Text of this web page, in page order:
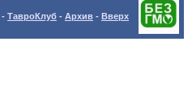
- ТавроКлуб - Архив - Вверх